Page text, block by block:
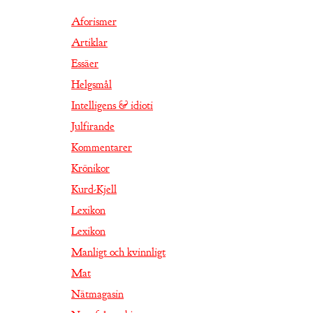
Aforismer
Artiklar
Essäer
Helgsmål
Intelligens & idioti
Julfirande
Kommentarer
Krönikor
Kurd-Kjell
Lexikon
Lexikon
Manligt och kvinnligt
Mat
Nätmagasin